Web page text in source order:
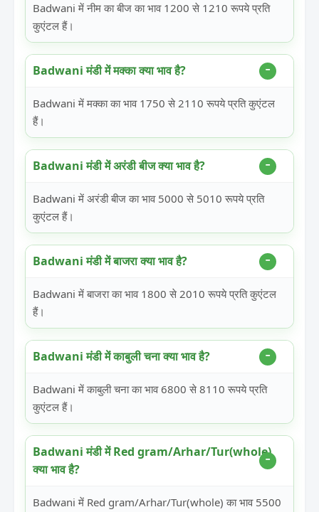
Badwani में नीम का बीज का भाव 1200 से 1210 रूपये प्रति
कुएंटल हैं।
Badwani मंडी में मक्का क्या भाव है?
Badwani में मक्का का भाव 1750 से 2110 रूपये प्रति कुएंटल
हैं।
Badwani मंडी में अरंडी बीज क्या भाव है?
Badwani में अरंडी बीज का भाव 5000 से 5010 रूपये प्रति
कुएंटल हैं।
Badwani मंडी में बाजरा क्या भाव है?
Badwani में बाजरा का भाव 1800 से 2010 रूपये प्रति कुएंटल
हैं।
Badwani मंडी में काबुली चना क्या भाव है?
Badwani में काबुली चना का भाव 6800 से 8110 रूपये प्रति
कुएंटल हैं।
Badwani मंडी में Red gram/Arhar/Tur(whole)
क्या भाव है?
Badwani में Red gram/Arhar/Tur(whole) का भाव 5500